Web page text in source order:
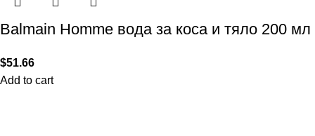
Balmain Homme вода за коса и тяло 200 мл
$51.66
Add to cart